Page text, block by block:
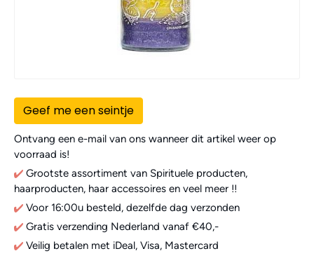
Geef me een seintje
Ontvang een e-mail van ons wanneer dit artikel weer op
voorraad is!
Grootste assortiment van Spirituele producten,
haarproducten, haar accessoires en veel meer !!
Voor 16:00u besteld, dezelfde dag verzonden
Gratis verzending Nederland vanaf €40,-
Veilig betalen met iDeal, Visa, Mastercard